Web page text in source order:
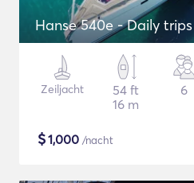
Hanse 540e - Daily
Zeiljacht
54 ft
16 m
6
$1,000 /nacht